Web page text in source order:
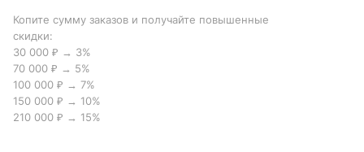
Копите сумму заказов и получайте повышенные
скидки:
30 000 ₽ → 3%
70 000 ₽ → 5%
100 000 ₽ → 7%
150 000 ₽ → 10%
210 000 ₽ → 15%